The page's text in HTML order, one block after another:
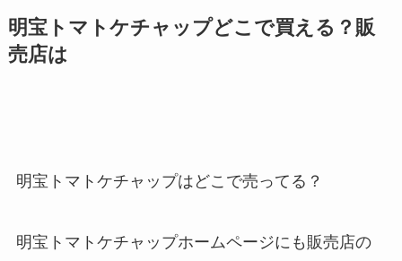
明宝トマトケチャップどこで買える？販
売店は
明宝トマトケチャップはどこで売ってる？
明宝トマトケチャップホームページにも販売店の